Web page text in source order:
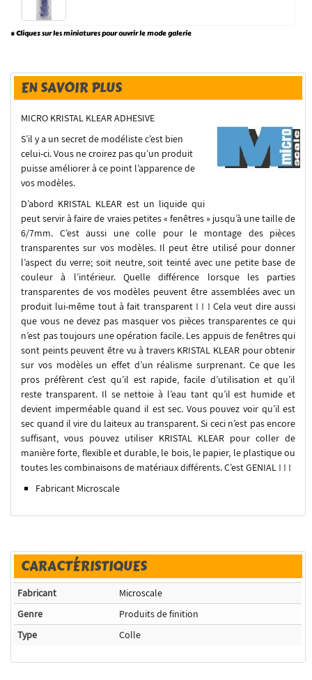
* Cliquez sur les miniatures pour ouvrir le mode galerie
EN SAVOIR PLUS
MICRO KRISTAL KLEAR ADHESIVE
S’il y a un secret de modéliste c’est bien
celui-ci. Vous ne croirez pas qu’un produit
puisse améliorer à ce point l’apparence de
vos modèles.
D’abord KRISTAL KLEAR est un liquide qui
peut servir à faire de vraies petites « fenêtres » jusqu’à une taille de
6/7mm. C’est aussi une colle pour le montage des pièces
transparentes sur vos modèles. Il peut être utilisé pour donner
l’aspect du verre; soit neutre, soit teinté avec une petite base de
couleur à l’intérieur. Quelle différence lorsque les parties
transparentes de vos modèles peuvent être assemblées avec un
produit lui-même tout à fait transparent ! ! ! Cela veut dire aussi
que vous ne devez pas masquer vos pièces transparentes ce qui
n’est pas toujours une opération facile. Les appuis de fenêtres qui
sont peints peuvent être vu à travers KRISTAL KLEAR pour obtenir
sur vos modèles un effet d’un réalisme surprenant. Ce que les
pros préfèrent c’est qu’il est rapide, facile d’utilisation et qu’il
reste transparent. Il se nettoie à l’eau tant qu’il est humide et
devient imperméable quand il est sec. Vous pouvez voir qu’il est
sec quand il vire du laiteux au transparent. Si ceci n’est pas encore
suffisant, vous pouvez utiliser KRISTAL KLEAR pour coller de
manière forte, flexible et durable, le bois, le papier, le plastique ou
toutes les combinaisons de matériaux différents. C’est GENIAL ! ! !
Fabricant Microscale
CARACTÉRISTIQUES
Fabricant
Microscale
Genre
Produits de finition
Type
Colle